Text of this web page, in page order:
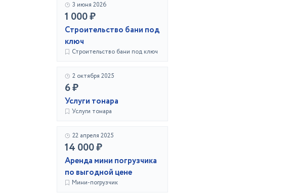
3 июня 2026
1 000 ₽
Строительство бани под
ключ
Строительство бани под ключ
2 октября 2025
6 ₽
Услуги тонара
Услуги тонара
22 апреля 2025
14 000 ₽
Аренда мини погрузчика
по выгодной цене
Мини-погрузчик